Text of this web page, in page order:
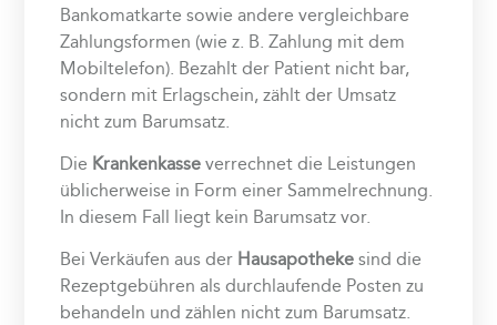
Bankomatkarte sowie andere vergleichbare
Zahlungsformen (wie z. B. Zahlung mit dem
Mobiltelefon). Bezahlt der Patient nicht bar,
sondern mit Erlagschein, zählt der Umsatz
nicht zum Barumsatz.
Die Krankenkasse verrechnet die Leistungen
üblicherweise in Form einer Sammelrechnung.
In diesem Fall liegt kein Barumsatz vor.
Bei Verkäufen aus der Hausapotheke sind die
Rezeptgebühren als durchlaufende Posten zu
behandeln und zählen nicht zum Barumsatz.